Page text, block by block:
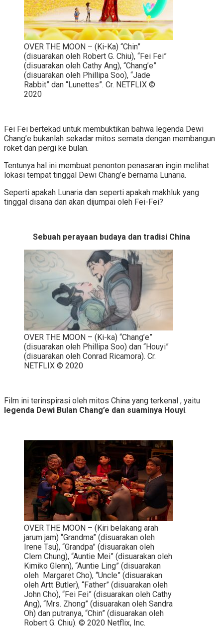
OVER THE MOON – (Ki-Ka) “Chin”
(disuarakan oleh Robert G. Chiu), “Fei Fei”
(disuarakan oleh Cathy Ang), “Chang’e”
(disuarakan oleh Phillipa Soo), “Jade
Rabbit” dan “Lunettes”. Cr. NETFLIX ©
2020
Fei Fei bertekad untuk membuktikan bahwa legenda Dewi
Chang’e bukanlah sekadar mitos semata dengan membangun
roket dan pergi ke bulan.
Tentunya hal ini membuat penonton penasaran ingin melihat
lokasi tempat tinggal Dewi Chang’e bernama Lunaria.
Seperti apakah Lunaria dan seperti apakah makhluk yang
tinggal disana dan akan dijumpai oleh Fei-Fei?
Sebuah perayaan budaya dan tradisi China
OVER THE MOON – (Ki-ka) “Chang’e”
(disuarakan oleh Phillipa Soo) dan “Houyi”
(disuarakan oleh Conrad Ricamora). Cr.
NETFLIX © 2020
Film ini terinspirasi oleh mitos China yang terkenal , yaitu
legenda Dewi Bulan Chang’e dan suaminya Houyi.
OVER THE MOON – (Kiri belakang arah
jarum jam) “Grandma” (disuarakan oleh
Irene Tsu), “Grandpa” (disuarakan oleh
Clem Chung), “Auntie Mei” (disuarakan oleh
Kimiko Glenn), “Auntie Ling” (disuarakan
oleh Margaret Cho), “Uncle” (disuarakan
oleh Artt Butler), “Father” (disuarakan oleh
John Cho), “Fei Fei” (disuarakan oleh Cathy
Ang), “Mrs. Zhong” (disuarakan oleh Sandra
Oh) dan putranya, “Chin” (disuarakan oleh
Robert G. Chiu). © 2020 Netflix, Inc.